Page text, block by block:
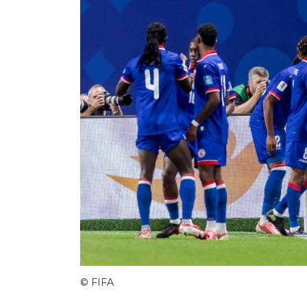
© FIFA